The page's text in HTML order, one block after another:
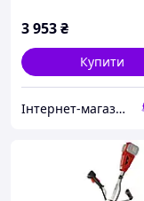
3 953₴
Купити
Інтернет-магазин "Mr.Tools"